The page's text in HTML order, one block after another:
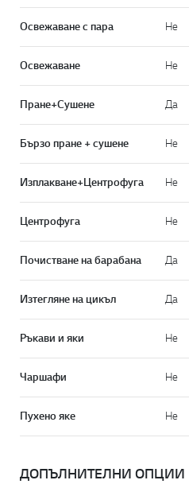
Освежаване с пара Не
Освежаване Не
Пране+Сушене Да
Бързо пране + сушене Не
Изплакване+Центрофуга Не
Центрофуга Не
Почистване на барабана Да
Изтегляне на цикъл Да
Ръкави и яки Не
Чаршафи Не
Пухено яке Не
ДОПЪЛНИТЕЛНИ ОПЦИИ